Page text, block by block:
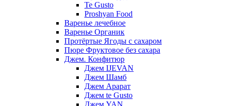
Te Gusto
Proshyan Food
Варенье лечебное
Варенье Органик
Протёртые Ягоды с сахаром
Пюре Фруктовое без сахара
Джем. Конфитюр
Джем IJEVAN
Джем Шамб
Джем Арарат
Джем te Gusto
Джем YAN